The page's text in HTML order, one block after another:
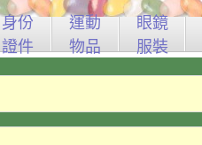
身份
證件
運動
物品
眼鏡
服裝